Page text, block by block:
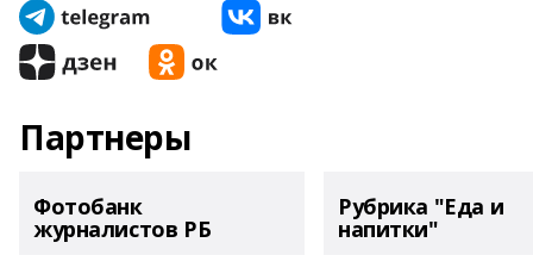
Партнеры
Фотобанк
журналистов РБ
Рубрика "Еда и
напитки"